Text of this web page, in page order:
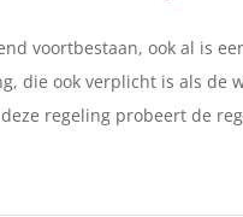
voortbestaan, ook al is
die ook verplicht is als de
regeling probeert de